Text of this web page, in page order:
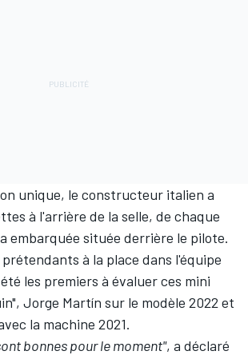
unique, le constructeur italien a
à l'arrière de la selle, de chaque
embarquée située derrière le pilote.
à la place dans l'équipe
les premiers à évaluer ces mini
Jorge Martín sur le modèle 2022 et
la machine 2021.
bonnes pour le moment", a déclaré